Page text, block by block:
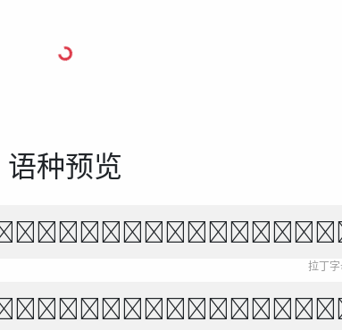
语种预览
brown fox
拉丁
тихо падает,